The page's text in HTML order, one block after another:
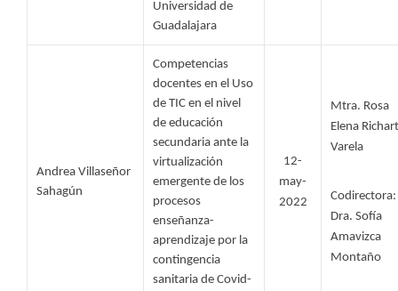
Universidad de
Guadalajara
Andrea Villaseñor
Sahagún
Competencias
docentes en el Uso
de TIC en el nivel
de educación
secundaria ante la
virtualización
emergente de los
procesos
enseñanza-
aprendizaje por la
contingencia
sanitaria de Covid-
12-
may-
2022
Mtra. Rosa
Elena Richart
Varela
Codirectora:
Dra. Sofía
Amavizca
Montaño